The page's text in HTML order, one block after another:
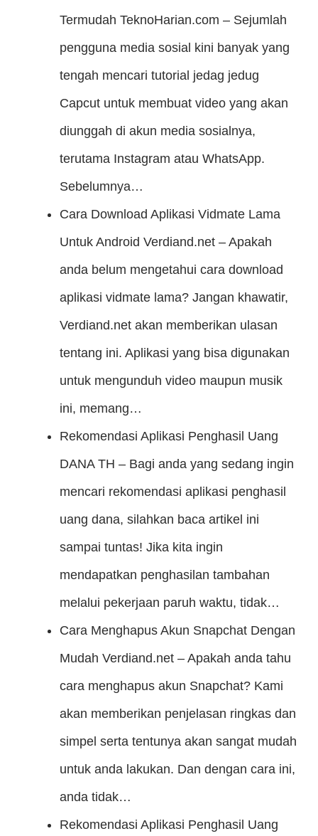
Termudah TeknoHarian.com – Sejumlah
pengguna media sosial kini banyak yang
tengah mencari tutorial jedag jedug
Capcut untuk membuat video yang akan
diunggah di akun media sosialnya,
terutama Instagram atau WhatsApp.
Sebelumnya…
Cara Download Aplikasi Vidmate Lama
Untuk Android Verdiand.net – Apakah
anda belum mengetahui cara download
aplikasi vidmate lama? Jangan khawatir,
Verdiand.net akan memberikan ulasan
tentang ini. Aplikasi yang bisa digunakan
untuk mengunduh video maupun musik
ini, memang…
Rekomendasi Aplikasi Penghasil Uang
DANATH – Bagi anda yang sedang ingin
mencari rekomendasi aplikasi penghasil
uang dana, silahkan baca artikel ini
sampai tuntas! Jika kita ingin
mendapatkan penghasilan tambahan
melalui pekerjaan paruh waktu, tidak…
Cara Menghapus Akun Snapchat Dengan
Mudah Verdiand.net – Apakah anda tahu
cara menghapus akun Snapchat? Kami
akan memberikan penjelasan ringkas dan
simpel serta tentunya akan sangat mudah
untuk anda lakukan. Dan dengan cara ini,
anda tidak…
Rekomendasi Aplikasi Penghasil Uang